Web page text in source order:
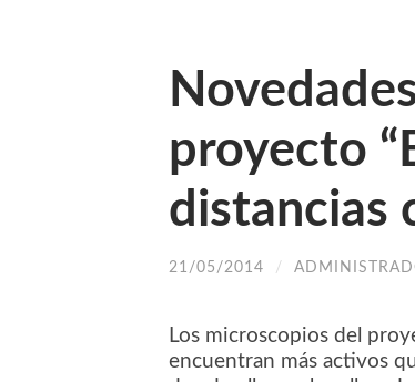
proyecto
distancias
21/05/2014 /
Los microscopios del
encuentran más activos